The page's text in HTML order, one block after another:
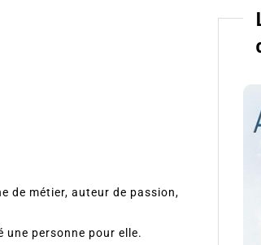
de métier, auteur de passion,
personne pour elle.